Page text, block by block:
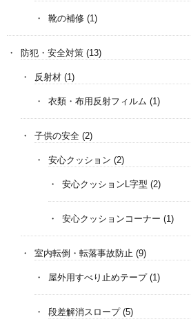
靴の補修 (1)
防犯・安全対策 (13)
反射材 (1)
衣類・布用反射フィルム (1)
子供の安全 (2)
安心クッション (2)
安心クッションL字型 (2)
安心クッションコーナー (1)
室内転倒・転落事故防止 (9)
屋外用すべり止めテープ(1)
段差解消スロープ(5)